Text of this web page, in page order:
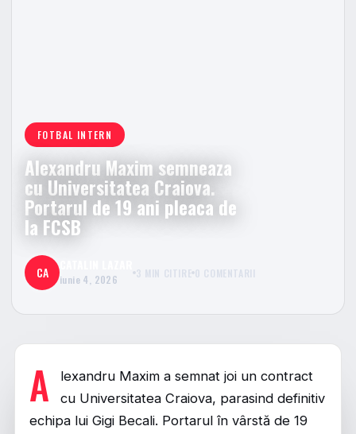
FOTBAL INTERN
Alexandru Maxim semneaza
cu Universitatea Craiova.
Portarul de 19 ani pleaca de
la FCSB
CA iunie 4, 2026 3 MIN CITIRE 0 COMENTARII
A
lexandru Maxim a semnat joi un contract
cu Universitatea Craiova, parasind definitiv
echipa lui Gigi Becali. Portarul în vârstă de 19